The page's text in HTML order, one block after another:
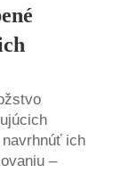
ich
–